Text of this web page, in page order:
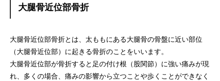
大腿骨近位部骨折
大腿骨近位部骨折とは、太ももにある大腿骨の骨盤に近い部位
（大腿骨近位部）に起きる骨折のことをいいます。
大腿骨近位部が骨折すると足の付け根（股関節）に強い痛みが現
れ、多くの場合、痛みの影響から立つことや歩くことができなく